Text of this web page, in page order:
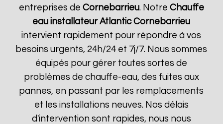
entreprises de Cornebarrieu. Notre Chauffe
eau installateur Atlantic Cornebarrieu
intervient rapidement pour répondre à vos
besoins urgents, 24h/24 et 7j/7. Nous sommes
équipés pour gérer toutes sortes de
problèmes de chauffe-eau, des fuites aux
pannes, en passant par les remplacements
et les installations neuves. Nos délais
d'intervention sont rapides, nous nous